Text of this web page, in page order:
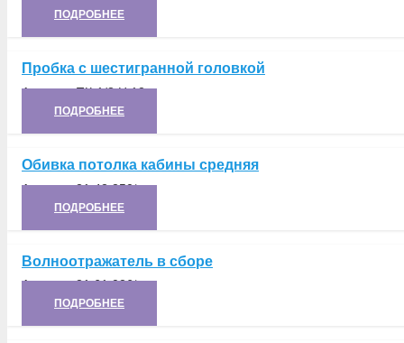
ПОДРОБНЕЕ
Пробка с шестигранной головкой
Артикул:ПК-1/8 Ц.12
ПОДРОБНЕЕ
Обивка потолка кабины средняя
Артикул:21.42.250*
ПОДРОБНЕЕ
Волноотражатель в сборе
Артикул:21.61.026*
ПОДРОБНЕЕ